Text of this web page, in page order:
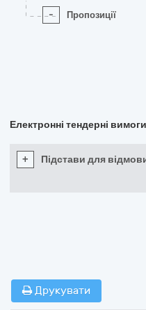
- Пропозиції
Електронні тендерні вимоги
+ Підстави для
Друкувати